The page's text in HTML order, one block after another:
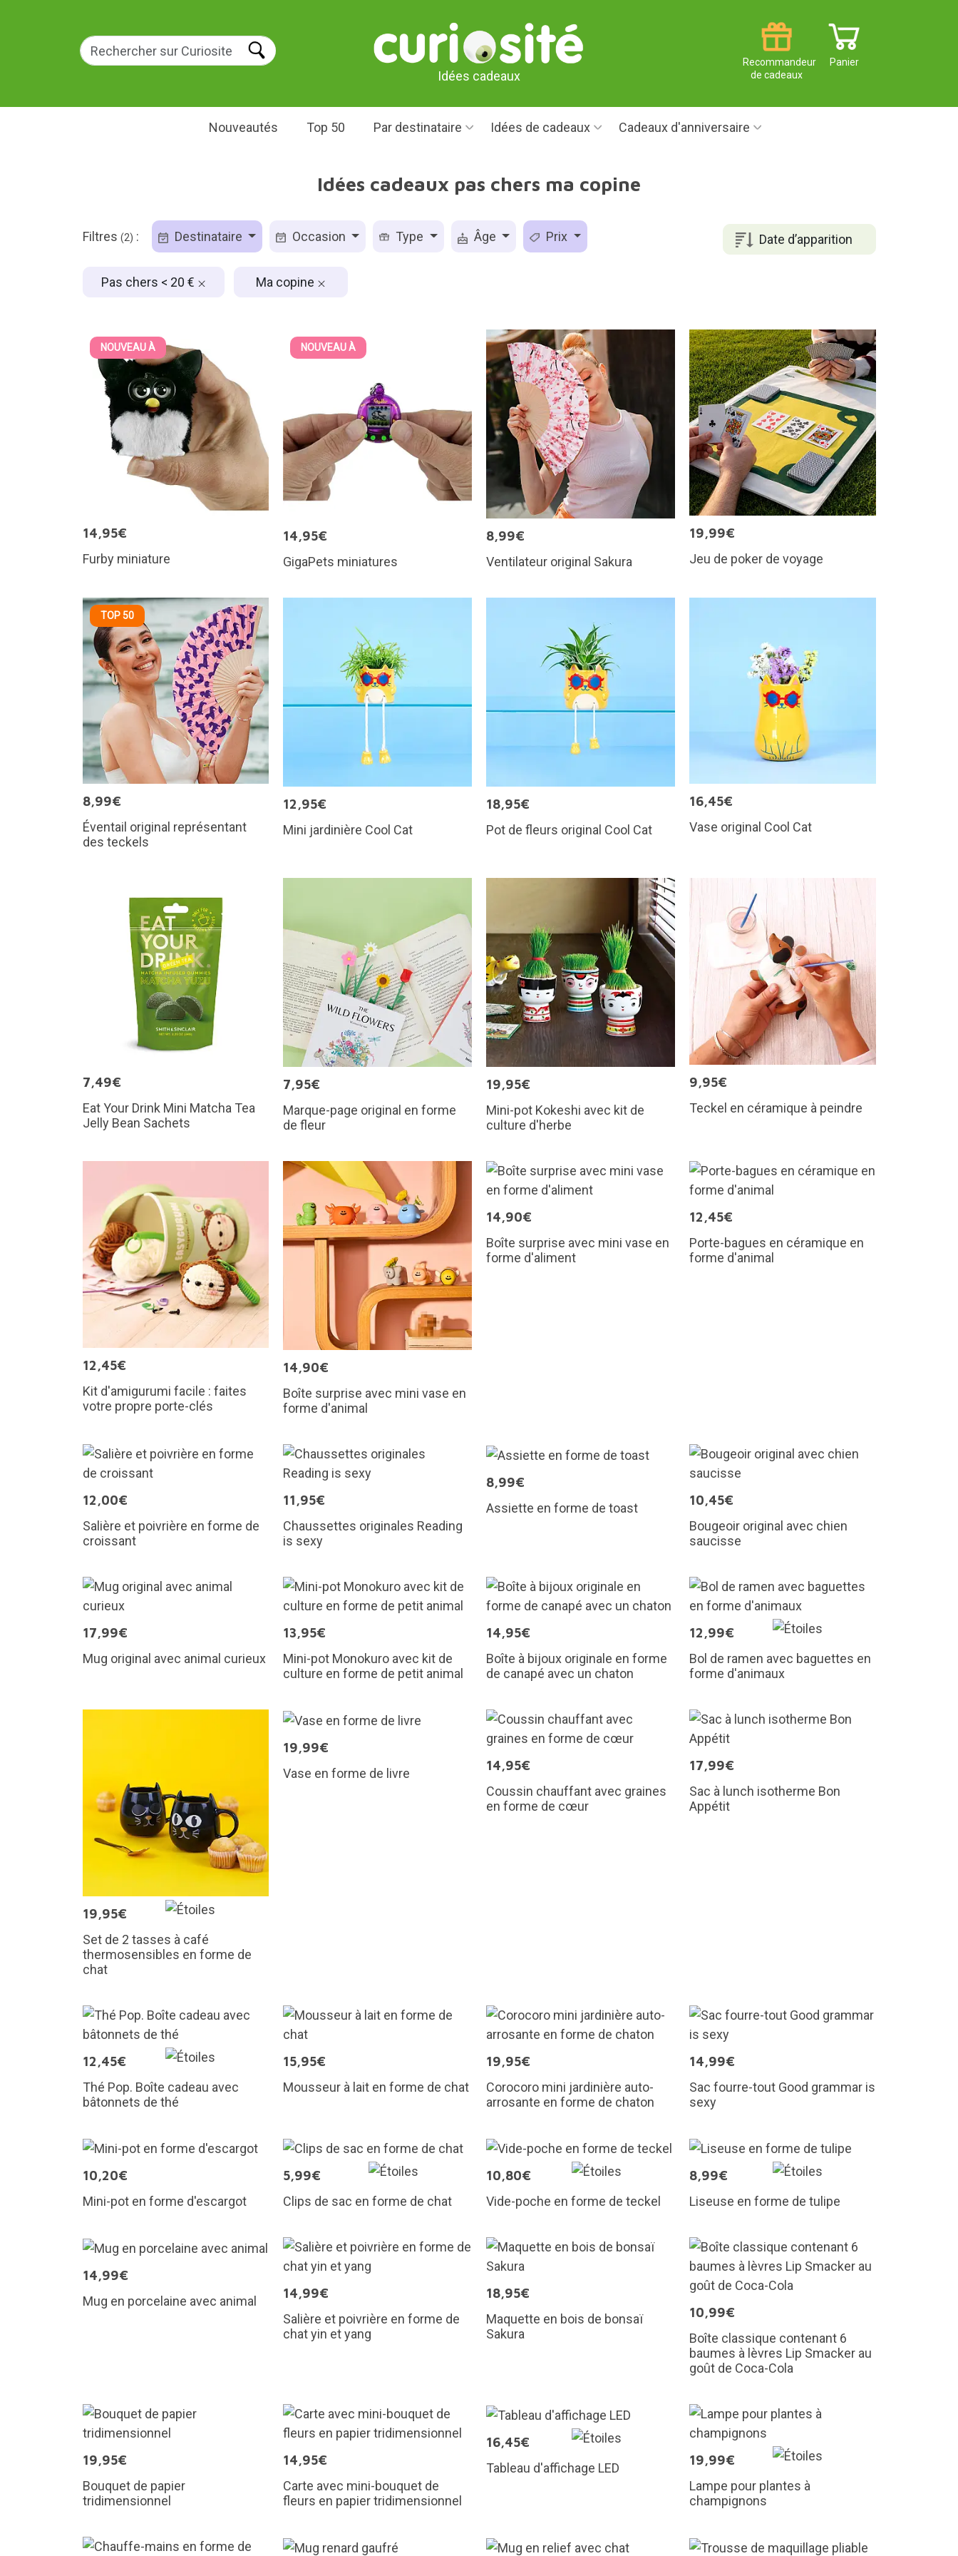
Idées cadeaux
Panier
Recommandeur
de cadeaux
Nouveautés Top 50 Par destinataire Idées de cadeaux Cadeaux d'anniversaire
Idées cadeaux pas chers ma copine
Date d’apparition
Filtres (2) : Destinataire Occasion Type Âge Prix
Pas chers < 20 € Ma copine
NOUVEAU À
14,95€
Furby miniature
NOUVEAU À
14,95€
GigaPets miniatures
8,99€
Ventilateur original Sakura
19,99€
Jeu de poker de voyage
TOP 50
8,99€
Éventail original représentant
des teckels
12,95€
Mini jardinière Cool Cat
18,95€
Pot de fleurs original Cool Cat
16,45€
Vase original Cool Cat
7,49€
Eat Your Drink Mini Matcha Tea
Jelly Bean Sachets
7,95€
Marque-page original en forme
de fleur
19,95€
Mini-pot Kokeshi avec kit de
culture d'herbe
9,95€
Teckel en céramique à peindre
12,45€
Kit d'amigurumi facile : faites
votre propre porte-clés
14,90€
Boîte surprise avec mini vase en
forme d'animal
14,90€
Boîte surprise avec mini vase en
forme d'aliment
12,45€
Porte-bagues en céramique en
forme d'animal
12,00€
Salière et poivrière en forme de
croissant
11,95€
Chaussettes originales Reading
is sexy
8,99€
Assiette en forme de toast
10,45€
Bougeoir original avec chien
saucisse
17,99€
Mug original avec animal curieux
13,95€
Mini-pot Monokuro avec kit de
culture en forme de petit animal
14,95€
Boîte à bijoux originale en forme
de canapé avec un chaton
12,99€
Bol de ramen avec baguettes en
forme d'animaux
19,95€
Set de 2 tasses à café
thermosensibles en forme de
chat
19,99€
Vase en forme de livre
14,95€
Coussin chauffant avec graines
en forme de cœur
17,99€
Sac à lunch isotherme Bon
Appétit
12,45€
Thé Pop. Boîte cadeau avec
bâtonnets de thé
15,95€
Mousseur à lait en forme de chat
19,95€
Corocoro mini jardinière auto-
arrosante en forme de chaton
14,99€
Sac fourre-tout Good grammar is
sexy
10,20€
Mini-pot en forme d'escargot
5,99€
Clips de sac en forme de chat
10,80€
Vide-poche en forme de teckel
8,99€
Liseuse en forme de tulipe
14,99€
Mug en porcelaine avec animal
14,99€
Salière et poivrière en forme de
chat yin et yang
18,95€
Maquette en bois de bonsaï
Sakura
10,99€
Boîte classique contenant 6
baumes à lèvres Lip Smacker au
goût de Coca-Cola
19,95€
Bouquet de papier
tridimensionnel
14,95€
Carte avec mini-bouquet de
fleurs en papier tridimensionnel
16,45€
Tableau d'affichage LED
19,99€
Lampe pour plantes à
champignons